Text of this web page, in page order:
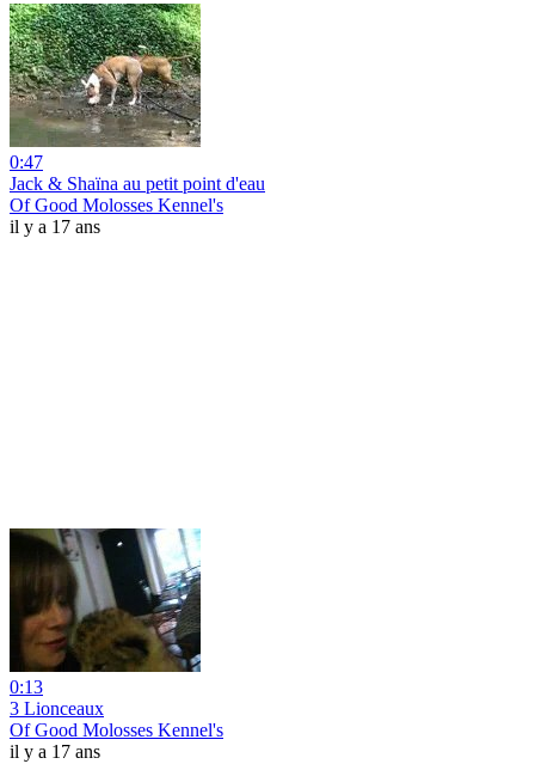
0:47
Jack & Shaïna au petit point d'eau
Of Good Molosses Kennel's
il y a 17 ans
0:13
3 Lionceaux
Of Good Molosses Kennel's
il y a 17 ans